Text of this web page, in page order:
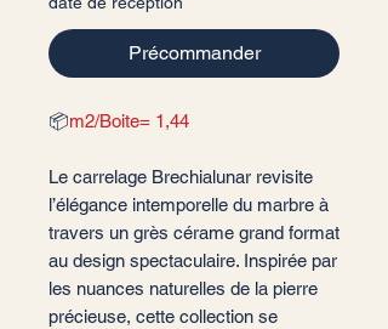
Précommander
📦m2/Boite= 1,44
Le carrelage Brechialunar revisite
l’élégance intemporelle du marbre à
travers un grès cérame grand format
au design spectaculaire. Inspirée par
les nuances naturelles de la pierre
précieuse, cette collection se